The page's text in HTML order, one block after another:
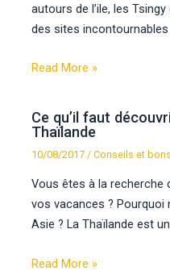
autours de l’ile, les
des sites
Read More »
Ce qu’il faut
Thaïlande
10/08/2017 /Conseils et
Vous êtes à la recherche
vos vacances ? Pourquoi
Asie ? La Thaïlande est
Read More »